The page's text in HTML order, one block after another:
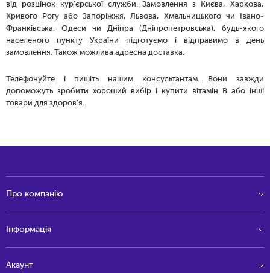
від розцінок кур'єрської служби. Замовлення з Києва, Харкова,
Кривого Рогу або Запоріжжя, Львова, Хмельницького чи Івано-
Франківська, Одеси чи Дніпра (Дніпропетровська), будь-якого
населеного пункту України підготуємо і відправимо в день
замовлення. Також можлива адресна доставка.
Телефонуйте і пишіть нашим консультантам. Вони завжди
допоможуть зробити хороший вибір і купити вітамін B або інші
товари для здоров'я.
Про компанію
Інформація
Акаунт